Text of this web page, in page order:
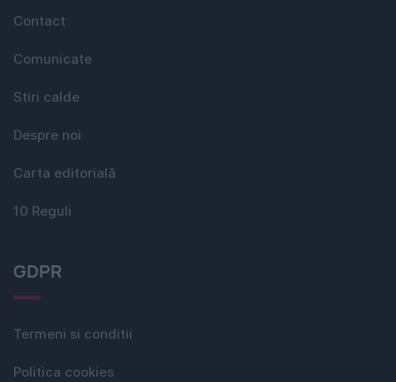
Contact
Comunicate
Stiri calde
Despre noi
Carta editorială
10 Reguli
GDPR
Termeni si conditii
Politica cookies